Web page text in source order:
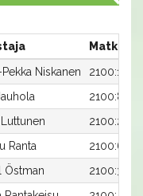
Niskanen
2100:10
2100:8
2100:2
Ranta
2100:6
Östman
2100:3